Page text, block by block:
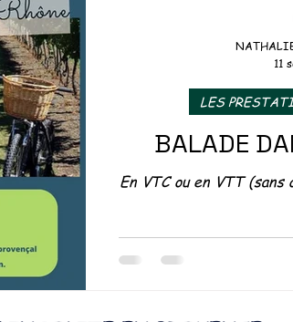
BALADE
En VTC ou en VTT
LES
11